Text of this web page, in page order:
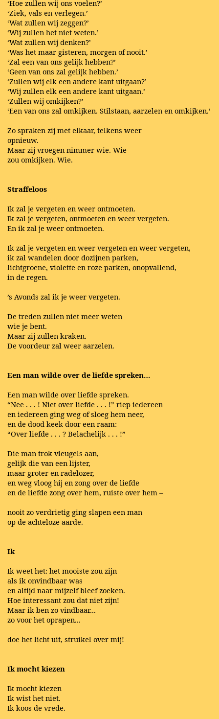
‘Hoe zullen wij ons voelen?’
‘Ziek, vals en verlegen.’
‘Wat zullen wij zeggen?’
‘Wij zullen het niet weten.’
‘Wat zullen wij denken?’
‘Was het maar gisteren, morgen of nooit.’
‘Zal een van ons gelijk hebben?’
‘Geen van ons zal gelijk hebben.’
‘Zullen wij elk een andere kant uitgaan?’
‘Wij zullen elk een andere kant uitgaan.’
‘Zullen wij omkijken?’
‘Een van ons zal omkijken. Stilstaan, aarzelen en omkijken.’
Zo spraken zij met elkaar, telkens weer
opnieuw.
Maar zij vroegen nimmer wie. Wie
zou omkijken. Wie.
Straffeloos
Ik zal je vergeten en weer ontmoeten.
Ik zal je vergeten, ontmoeten en weer vergeten.
En ik zal je weer ontmoeten.
Ik zal je vergeten en weer vergeten en weer vergeten,
ik zal wandelen door dozijnen parken,
lichtgroene, violette en roze parken, onopvallend,
in de regen.
’s Avonds zal ik je weer vergeten.
De treden zullen niet meer weten
wie je bent.
Maar zij zullen kraken.
De voordeur zal weer aarzelen.
Een man wilde over de liefde spreken…
Een man wilde over liefde spreken.
“Nee . . . ! Niet over liefde . . . !” riep iedereen
en iedereen ging weg of sloeg hem neer,
en de dood keek door een raam:
“Over liefde . . . ? Belachelijk . . . !”
Die man trok vleugels aan,
gelijk die van een lijster,
maar groter en radelozer,
en weg vloog hij en zong over de liefde
en de liefde zong over hem, ruiste over hem –
nooit zo verdrietig ging slapen een man
op de achteloze aarde.
Ik
Ik weet het: het mooiste zou zijn
als ik onvindbaar was
en altijd naar mijzelf bleef zoeken.
Hoe interessant zou dat niet zijn!
Maar ik ben zo vindbaar...
zo voor het oprapen...
doe het licht uit, struikel over mij!
Ik mocht kiezen
Ik mocht kiezen
Ik wist het niet.
Ik koos de vrede.